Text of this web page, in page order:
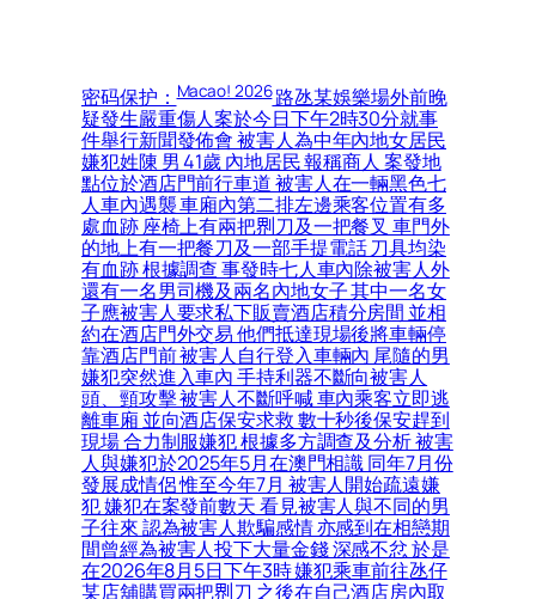
密码保护：Macao! 2026路氹某娛樂場外前晚
疑發生嚴重傷人案於今日下午2時30分就事
件舉行新聞發佈會 被害人為中年內地女居民
嫌犯姓陳 男 41歲 內地居民 報稱商人 案發地
點位於酒店門前行車道 被害人在一輛黑色七
人車內遇襲 車廂內第二排左邊乘客位置有多
處血跡 座椅上有兩把𠝹刀及一把餐叉 車門外
的地上有一把餐刀及一部手提電話 刀具均染
有血跡 根據調查 事發時七人車內除被害人外
還有一名男司機及兩名內地女子 其中一名女
子應被害人要求私下販賣酒店積分房間 並相
約在酒店門外交易 他們抵達現場後將車輛停
靠酒店門前 被害人自行登入車輛內 尾隨的男
嫌犯突然進入車內 手持利器不斷向被害人
頭、頸攻擊 被害人不斷呼喊 車內乘客立即逃
離車廂 並向酒店保安求救 數十秒後保安趕到
現場 合力制服嫌犯 根據多方調查及分析 被害
人與嫌犯於2025年5月在澳門相識 同年7月份
發展成情侶 惟至今年7月 被害人開始疏遠嫌
犯 嫌犯在案發前數天 看見被害人與不同的男
子往來 認為被害人欺騙感情 亦感到在相戀期
間曾經為被害人投下大量金錢 深感不忿 於是
在2026年8月5日下午3時 嫌犯乘車前往氹仔
某店舖購買兩把𠝹刀 之後在自己酒店房內取